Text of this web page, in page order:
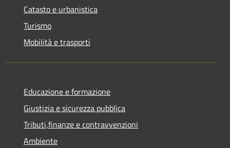
Catasto e urbanistica
Turismo
Mobilità e trasporti
Educazione e formazione
Giustizia e sicurezza pubblica
Tributi,finanze e contravvenzioni
Ambiente